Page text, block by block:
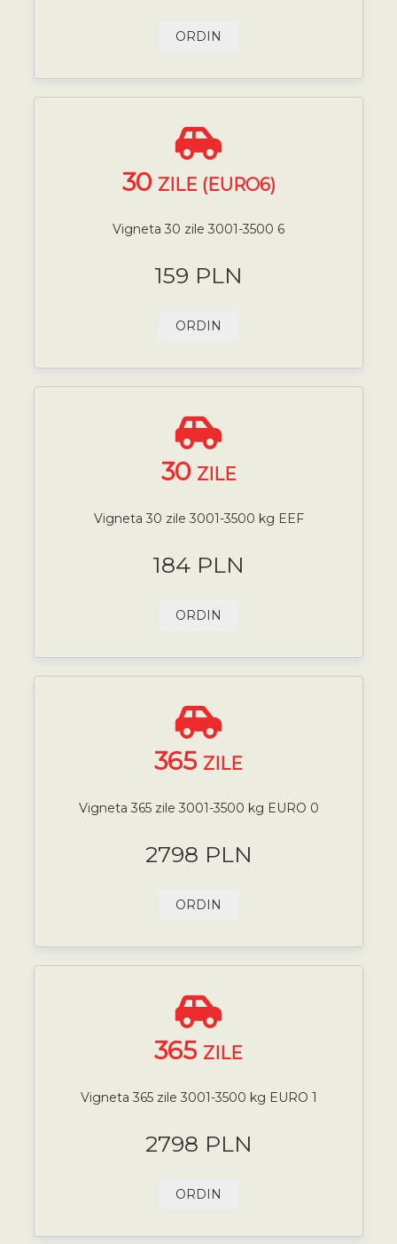
ORDIN
30 ZILE (EURO6)
Vigneta 30 zile 3001-3500 6
159 PLN
ORDIN
30 ZILE
Vigneta 30 zile 3001-3500 kg EEF
184 PLN
ORDIN
365 ZILE
Vigneta 365 zile 3001-3500 kg EURO 0
2798 PLN
ORDIN
365 ZILE
Vigneta 365 zile 3001-3500 kg EURO 1
2798 PLN
ORDIN